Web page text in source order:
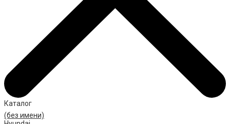
Каталог
(без имени)